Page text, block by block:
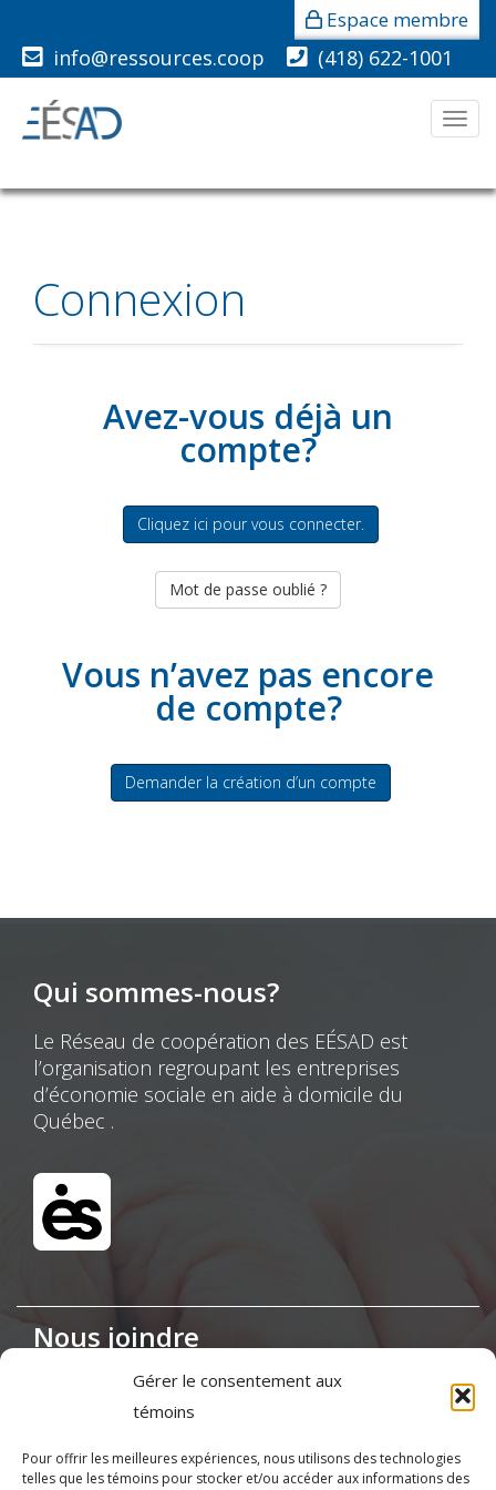
Gérer le consentement aux
témoins
Pour offrir les meilleures expériences, nous utilisons des technologies
telles que les témoins pour stocker et/ou accéder aux informations des
Espace membre
info@ressources.coop (418) 622-1001
Connexion
Avez-vous déjà un
compte?
Cliquez ici pour vous connecter.
Mot de passe oublié ?
Vous n’avez pas encore
de compte?
Demander la création d’un compte
Qui sommes-nous?
Le Réseau de coopération des EÉSAD est
l’organisation regroupant les entreprises
d’économie sociale en aide à domicile du
Québec .
Nous joindre
Maison de la Coopération,
155, boul. Charest Est, bureau 120, Québec